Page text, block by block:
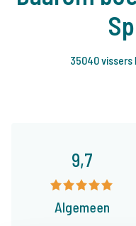
35040 vissers
9,7
Algemeen